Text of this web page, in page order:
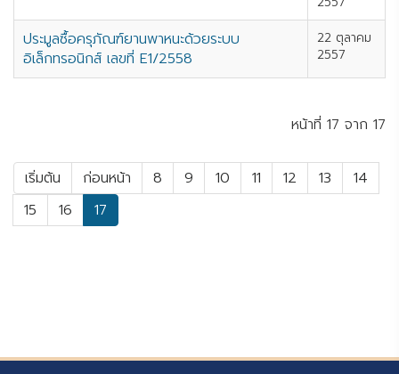
ประมูลซื้อครุภัณฑ์ยานพาหนะด้วยระบบ
อิเล็กทรอนิกส์ เลขที่ E1/2558
22 ตุลาคม
2557
หน้าที่ 17 จาก 17
เริ่มต้น ก่อนหน้า 8 9 10 11 12 13
14
15
16 17